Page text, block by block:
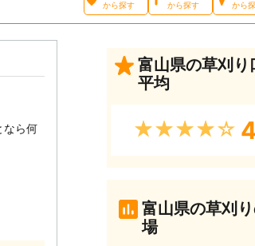
から探す から探す から
なら何
富山県の草刈り
平均
★★★★★
富山県の草刈
場